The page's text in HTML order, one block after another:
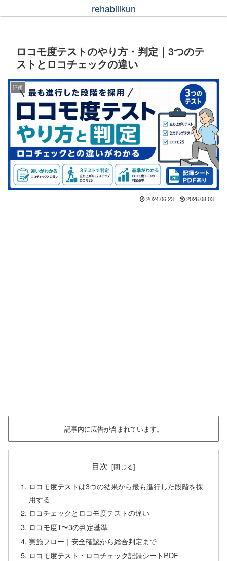
rehabilikun
ロコモ度テストのやり方・判定｜3つのテ
ストとロコチェックの違い
評価
2024.06.23 2026.08.03
記事内に広告が含まれています。
目次
ロコモ度テストは3つの結果から最も進行した段階を採
用する
ロコチェックとロコモ度テストの違い
ロコモ度1〜3の判定基準
実施フロー｜安全確認から総合判定まで
ロコモ度テスト・ロコチェック記録シートPDF